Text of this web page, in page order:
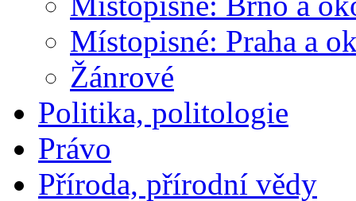
Místopisné: Praha a
Žánrové
Politika, politologie
Právo
Příroda, přírodní vědy